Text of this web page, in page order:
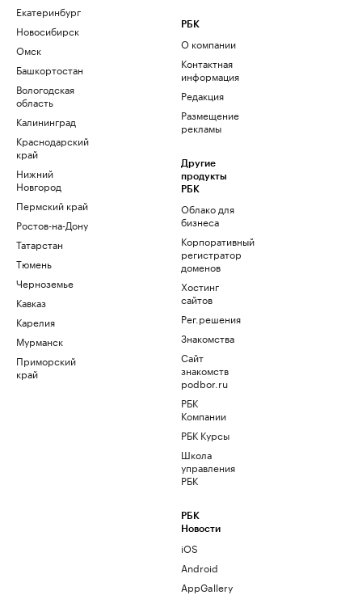
Екатеринбург
Новосибирск
Омск
Башкортостан
Вологодская
область
Калининград
Краснодарский
край
Нижний
Новгород
Пермский край
Ростов-на-Дону
Татарстан
Тюмень
Черноземье
Кавказ
Карелия
Мурманск
Приморский
край
РБК
О компании
Контактная
информация
Редакция
Размещение
рекламы
Другие
продукты
РБК
Облако для
бизнеса
Корпоративный
регистратор
доменов
Хостинг
сайтов
Рег.решения
Знакомства
Сайт
знакомств
podbor.ru
РБК
Компании
РБК Курсы
Школа
управления
РБК
РБК
Новости
iOS
Android
AppGallery